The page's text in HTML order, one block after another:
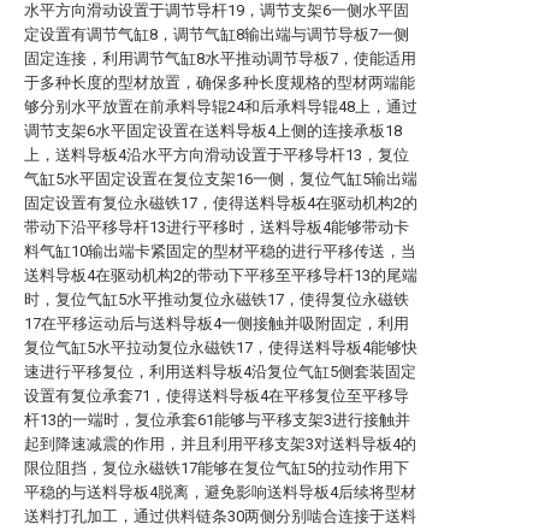
水平方向滑动设置于调节导杆19，调节支架6一侧水平固
定设置有调节气缸8，调节气缸8输出端与调节导板7一侧
固定连接，利用调节气缸8水平推动调节导板7，使能适用
于多种长度的型材放置，确保多种长度规格的型材两端能
够分别水平放置在前承料导辊24和后承料导辊48上，通过
调节支架6水平固定设置在送料导板4上侧的连接承板18
上，送料导板4沿水平方向滑动设置于平移导杆13，复位
气缸5水平固定设置在复位支架16一侧，复位气缸5输出端
固定设置有复位永磁铁17，使得送料导板4在驱动机构2的
带动下沿平移导杆13进行平移时，送料导板4能够带动卡
料气缸10输出端卡紧固定的型材平稳的进行平移传送，当
送料导板4在驱动机构2的带动下平移至平移导杆13的尾端
时，复位气缸5水平推动复位永磁铁17，使得复位永磁铁
17在平移运动后与送料导板4一侧接触并吸附固定，利用
复位气缸5水平拉动复位永磁铁17，使得送料导板4能够快
速进行平移复位，利用送料导板4沿复位气缸5侧套装固定
设置有复位承套71，使得送料导板4在平移复位至平移导
杆13的一端时，复位承套61能够与平移支架3进行接触并
起到降速减震的作用，并且利用平移支架3对送料导板4的
限位阻挡，复位永磁铁17能够在复位气缸5的拉动作用下
平稳的与送料导板4脱离，避免影响送料导板4后续将型材
送料打孔加工，通过供料链条30两侧分别啮合连接于送料